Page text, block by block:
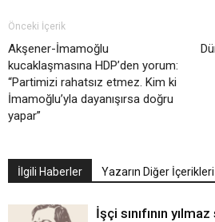
Önceki İçerik
Akşener-İmamoğlu
kucaklaşmasına HDP’den yorum:
“Partimizi rahatsız etmez. Kim ki
İmamoğlu’yla dayanışırsa doğru
yapar”
İlgili Haberler Yazarın Diğer İçerikleri
İşçi sınıfının